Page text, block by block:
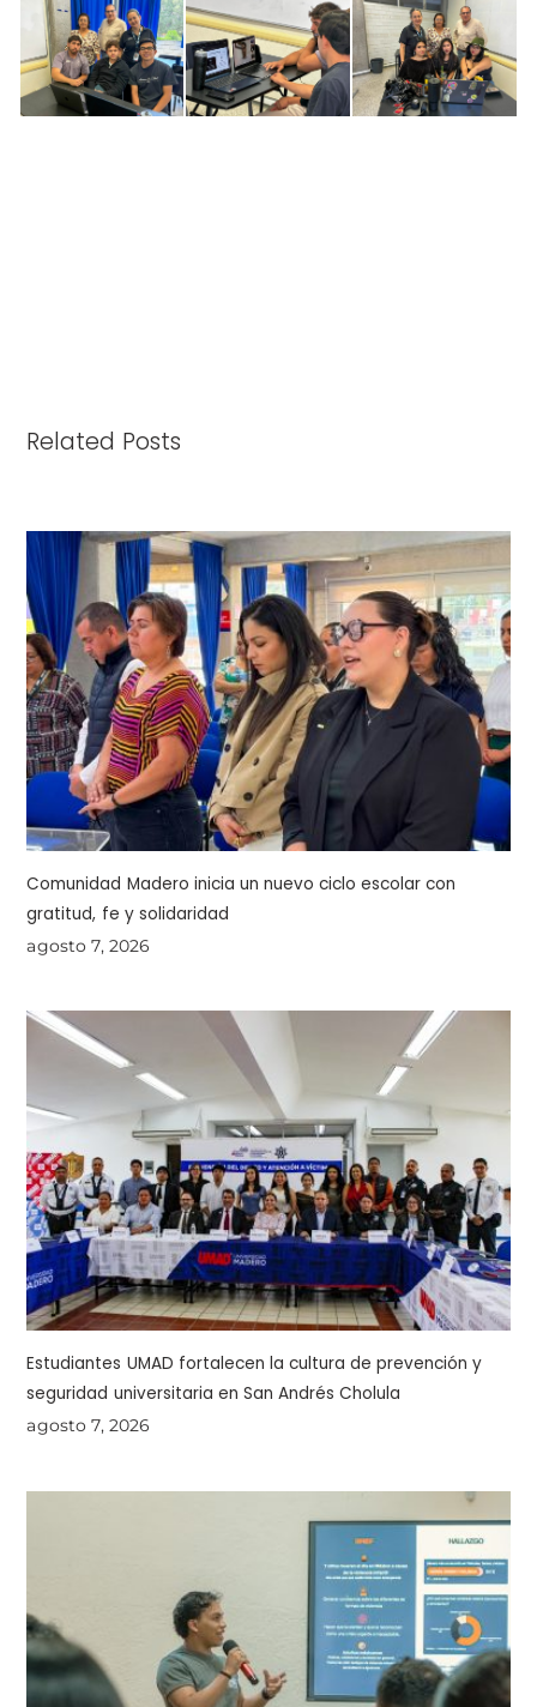
Related Posts
Comunidad Madero inicia un nuevo ciclo escolar con
gratitud, fe y solidaridad
agosto 7, 2026
Estudiantes UMAD fortalecen la cultura de prevención y
seguridad universitaria en San Andrés Cholula
agosto 7, 2026